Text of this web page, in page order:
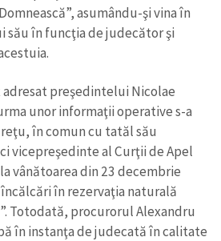
asumându-şi vina în
în funcţia de judecător şi
preşedintelui Nicolae
unor informaţii operative s-a
în comun cu tatăl său
vicepreşedinte al Curţii de Apel
vânătoarea din 23 decembrie
în rezervaţia naturală
Totodată, procurorul Alexandru
în instanţa de judecată în calitate